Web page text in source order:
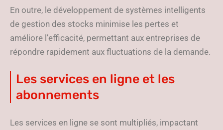
En outre, le développement de systèmes intelligents
de gestion des stocks minimise les pertes et
améliore l’efficacité, permettant aux entreprises de
répondre rapidement aux fluctuations de la demande.
Les services en ligne et les
abonnements
Les services en ligne se sont multipliés, impactant